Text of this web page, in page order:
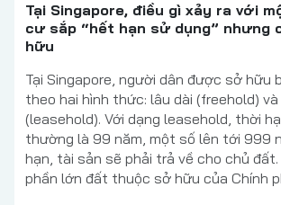
Tại Singapore, điều gì xảy ra với
cư sắp “hết hạn sử dụng” nhưng
hữu
Tại Singapore, người dân được sở hữu
theo hai hình thức: lâu dài (freehold)
(leasehold). Với dạng leasehold, thời
thường là 99 năm, một số lên tới 999
hạn, tài sản sẽ phải trả về cho chủ
phần lớn đất thuộc sở hữu của Chính